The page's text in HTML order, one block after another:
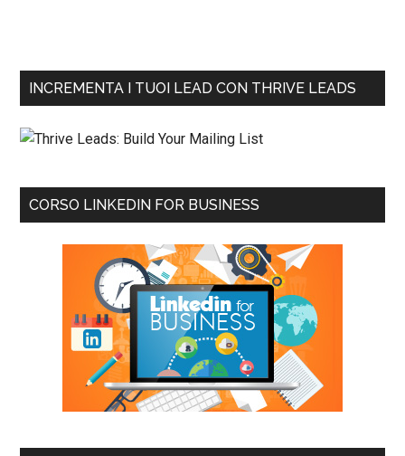
INCREMENTA I TUOI LEAD CON THRIVE LEADS
CORSO LINKEDIN FOR BUSINESS